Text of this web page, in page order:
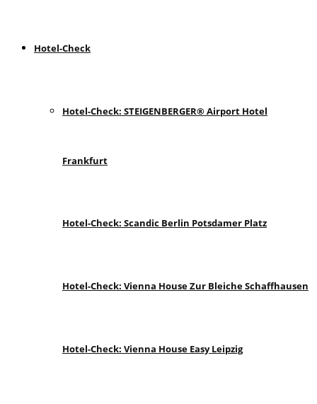
Hotel-Check
Hotel-Check: STEIGENBERGER® Airport Hotel
Frankfurt
Hotel-Check: Scandic Berlin Potsdamer Platz
Hotel-Check: Vienna House Zur Bleiche Schaffhausen
Hotel-Check: Vienna House Easy Leipzig